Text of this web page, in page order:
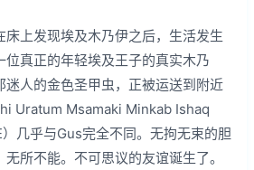
床上发现埃及木乃伊之后，生活发生
位真正的年轻埃及王子的真实木乃
迷人的金色圣甲虫，正被运送到附近
Uratum Msamaki Minkab Ishaq
几乎与Gus完全不同。无拘无束的胆
所不能。不可思议的友谊诞生了。